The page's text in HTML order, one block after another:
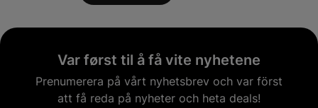
Var først til å få vite nyhetene
Prenumerera på vårt nyhetsbrev och var först
att få reda på nyheter och heta deals!